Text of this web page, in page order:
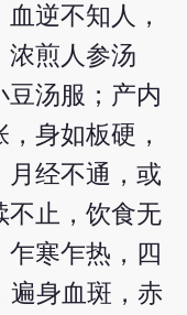
逆不知人，
浓煎人参汤
豆汤服；产内
身如板硬，
月经不通，或
不止，饮食无
乍寒乍热，四
遍身血斑，赤